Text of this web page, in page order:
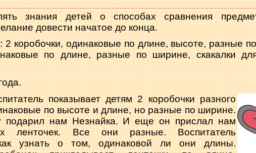
знания детей о способах сравнения
довести начатое до конца.
: 2 коробочки, одинаковые по длине, высоте, разные
по длине, разные по ширине, скакалки
показывает детям 2 коробочки разного
по высоте и длине, но разные по ширине.
подарил нам Незнайка. И еще он прислал нам
ленточек. Все они разные. Воспитатель
узнать о том, одинаковой ли они длины.